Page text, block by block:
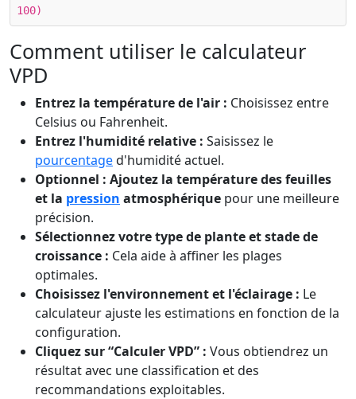
100)
Comment utiliser le calculateur
VPD
Entrez la température de l'air : Choisissez entre
Celsius ou Fahrenheit.
Entrez l'humidité relative : Saisissez le
pourcentaged'humidité actuel.
Optionnel : Ajoutez la température des feuilles
et la pression atmosphérique pour une meilleure
précision.
Sélectionnez votre type de plante et stade de
croissance : Cela aide à affiner les plages
optimales.
Choisissez l'environnement et l'éclairage : Le
calculateur ajuste les estimations en fonction de la
configuration.
Cliquez sur “Calculer VPD” : Vous obtiendrez un
résultat avec une classification et des
recommandations exploitables.